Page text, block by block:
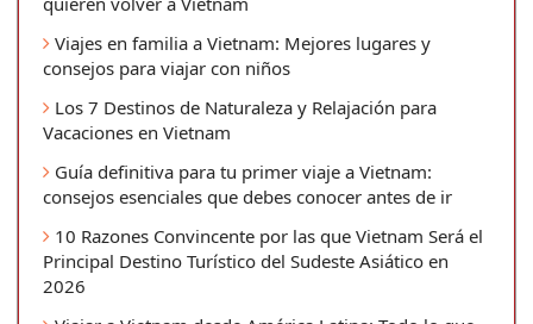
Viajes en familia a Vietnam: Mejores lugares y
consejos para viajar con niños
Los 7 Destinos de Naturaleza y Relajación para
Vacaciones en Vietnam
Guía definitiva para tu primer viaje a Vietnam:
consejos esenciales que debes conocer antes de ir
10 Razones Convincente por las que Vietnam Será el
Principal Destino Turístico del Sudeste Asiático en
2026